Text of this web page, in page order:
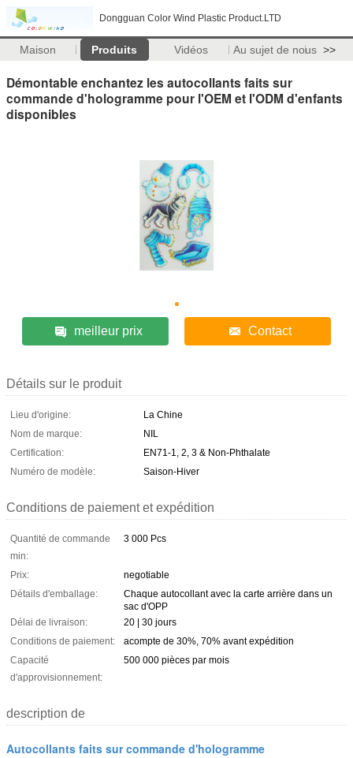
Dongguan Color Wind Plastic Product.LTD
Maison Produits Vidéos Au sujet de nous >>
Démontable enchantez les autocollants faits sur
commande d'hologramme pour l'OEM et l'ODM d'enfants
disponibles
meilleur prix Contact
Détails sur le produit
Lieu d'origine:
La Chine
Nom de marque:
NIL
Certification:
EN71-1, 2, 3 & Non-Phthalate
Numéro de modèle:
Saison-Hiver
Conditions de paiement et expédition
Quantité de commande
min:
3 000 Pcs
Prix:
negotiable
Détails d'emballage:
Chaque autocollant avec la carte arrière dans un
sac d'OPP
Délai de livraison:
20 | 30 jours
Conditions de paiement:
acompte de 30%, 70% avant expédition
Capacité
d'approvisionnement:
500 000 pièces par mois
description de
Autocollants faits sur commande d'hologramme